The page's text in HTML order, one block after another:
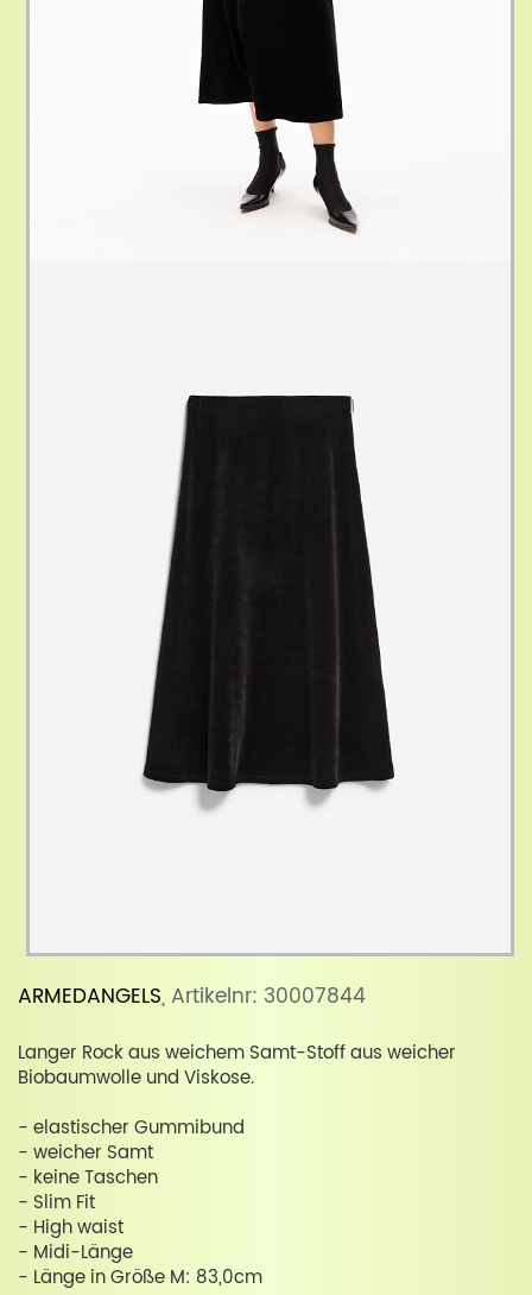
ARMEDANGELS, Artikelnr: 30007844
Langer Rock aus weichem Samt-Stoff aus weicher
Biobaumwolle und Viskose.
- elastischer Gummibund
- weicher Samt
- keine Taschen
- Slim Fit
- High waist
- Midi-Länge
- Länge in Größe M: 83,0cm